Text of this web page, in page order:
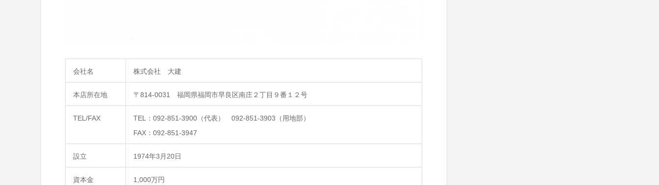
会社名 株式会社 大建
本店所在地 〒814-0031 福岡県福岡市早良区南庄２丁目９番１２号
TEL/FAX
TEL：092-851-3900（代表） 092-851-3903（用地部）
FAX：092-851-3947
設立 1974年3月20日
資本金 1,000万円